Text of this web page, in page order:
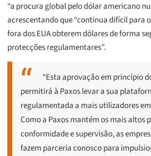
“a procura global pelo dólar americano
acrescentando que “continua difícil para
fora dos EUA obterem dólares de forma
protecções regulamentares”.
“Esta aprovação em princípio
permitirá à Paxos levar a sua
regulamentada a mais utilizadores
Como a Paxos mantém os mais altos
conformidade e supervisão, as
fazem parceria conosco para